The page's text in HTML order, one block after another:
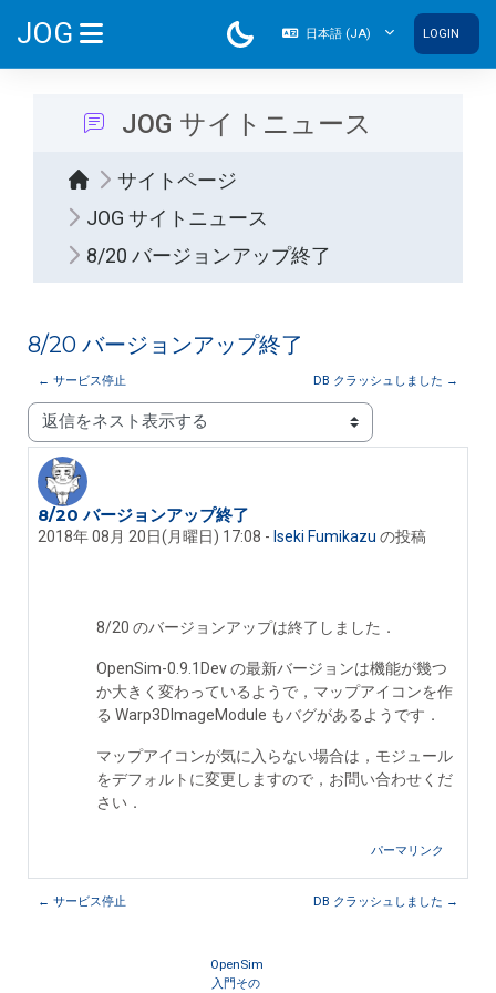
JOG 日本語 ‎(JA)‎ LOGIN
JOG サイトニュース
サイトページ
JOG サイトニュース
8/20 バージョンアップ終了
8/20 バージョンアップ終了
← サービス停止 DB クラッシュしました →
表示モード
8/20 バージョンアップ終了
2018年 08月 20日(月曜日) 17:08 - Iseki Fumikazu の投稿
返信数: 0
8/20 のバージョンアップは終了しました．
OpenSim-0.9.1Dev の最新バージョンは機能が幾つ
か大きく変わっているようで，マップアイコンを作
る Warp3DImageModule もバグがあるようです．
マップアイコンが気に入らない場合は，モジュール
をデフォルトに変更しますので，お問い合わせくだ
さい．
パーマリンク
← サービス停止 DB クラッシュしました →
OpenSim
入門その